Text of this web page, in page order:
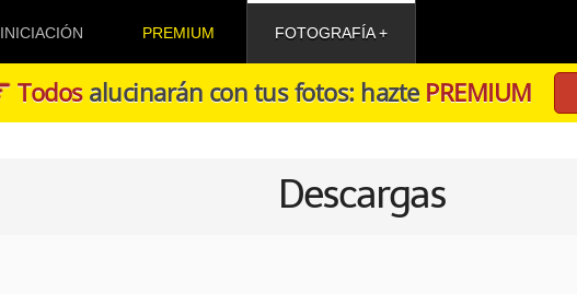
INICIACIÓN PREMIUM FOTOGRAFÍA
Todosalucinarán con tus fotos: hazte PREMIUM
Descargas